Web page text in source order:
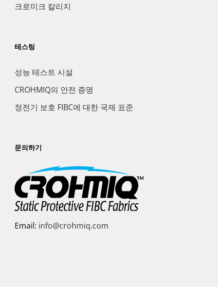
크로미크 칼리지
테스팅
성능 테스트 시설
CROHMIQ의 안전 증명
정전기 보호 FIBC에 대한 국제 표준
문의하기
Email: info@crohmiq.com